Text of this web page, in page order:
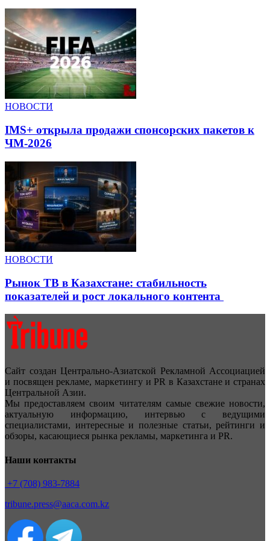
НОВОСТИ
IMS+ открыла продажи спонсорских пакетов к
ЧМ-2026
НОВОСТИ
Рынок ТВ в Казахстане: стабильность
показателей и рост локального контента
Сайт создан Центрально-Азиатской Рекламной Ассоциацией
и посвящен рекламе, маркетингу и PR в Казахстане и странах
Центральной Азии.
Мы предоставляем своим читателям самые свежие новости,
актуальную информацию, интервью с ведущими
специалистами, интересные и полезные статьи, рейтинги и
обзоры, касающиеся рынка рекламы, маркетинга и PR.
Наши контакты
+7 (708) 983-7884
tribune.press@aaca.com.kz